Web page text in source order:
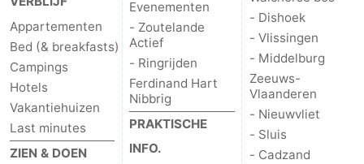
Appartementen
Bed (& breakfasts)
Campings
Hotels
Vakantiehuizen
Last minutes
ZIEN & DOEN
Evenementen
- Zoutelande
Actief
- Ringrijden
Ferdinand Hart
Nibbrig
PRAKTISCHE
INFO.
- Dishoek
- Vlissingen
- Middelburg
Zeeuws-
Vlaanderen
- Nieuwvliet
- Sluis
- Cadzand